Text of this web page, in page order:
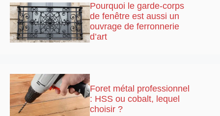
Pourquoi le garde-corps
de fenêtre est aussi un
ouvrage de ferronnerie
d’art
Foret métal professionnel
: HSS ou cobalt, lequel
choisir ?